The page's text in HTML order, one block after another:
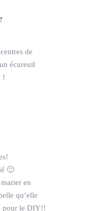
de
écureuil
!
🙂
en
qu’elle
pour le DIY!!